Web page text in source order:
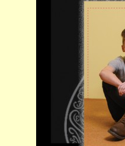
TALENTOVÉ ZKOUŠKY
STUDIJNÍ OBORY
VIDEA - FILMOVÁ TVORBA